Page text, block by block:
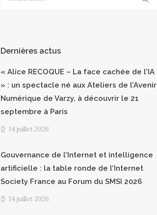
Dernières actus
« Alice RECOQUE – La face cachée de l’IA
» : un spectacle né aux Ateliers de l’Avenir
Numérique de Varzy, à découvrir le 21
septembre à Paris
14 juillet 2026
Gouvernance de l’Internet et intelligence
artificielle : la table ronde de l’Internet
Society France au Forum du SMSI 2026
14 juillet 2026